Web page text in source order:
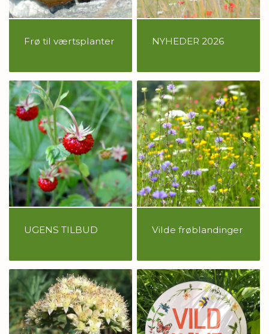
Frø til værtsplanter NYHEDER 2026
UGENS TILBUD Vilde frøblandinger